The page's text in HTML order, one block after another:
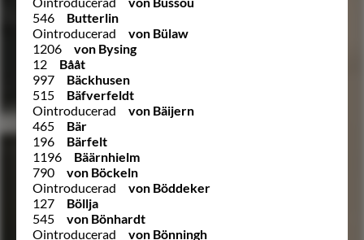
546
Butterlin
Ointroducerad
von Bülaw
1206
von Bysing
12
Bååt
997
Bäckhusen
515
Bäfverfeldt
Ointroducerad
von Bäijern
465
Bär
196
Bärfelt
1196
Bäärnhielm
790
von Böckeln
Ointroducerad
von Böddeker
127
Böllja
545
von Bönhardt
Ointroducerad
von Bönningh